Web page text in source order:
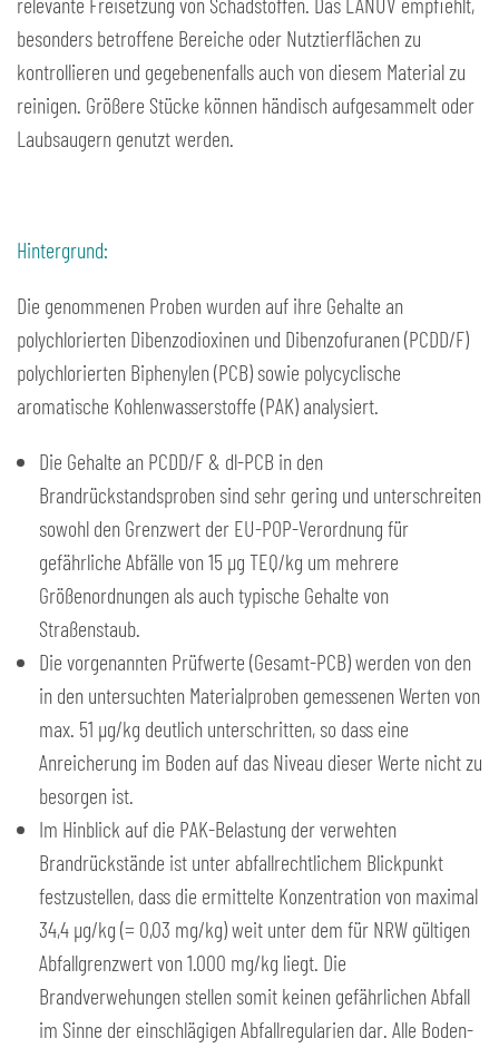
besonders betroffene Bereiche oder Nutztierflächen zu
kontrollieren und gegebenenfalls auch von diesem Material zu
reinigen. Größere Stücke können händisch aufgesammelt oder
Laubsaugern genutzt werden.
Hintergrund:
Die genommenen Proben wurden auf ihre Gehalte an
polychlorierten Dibenzodioxinen und Dibenzofuranen (PCDD/F)
polychlorierten Biphenylen (PCB) sowie polycyclische
aromatische Kohlenwasserstoffe (PAK) analysiert.
Die Gehalte an PCDD/F & dl-PCB in den
Brandrückstandsproben sind sehr gering und unterschreiten
sowohl den Grenzwert der EU-POP-Verordnung für
gefährliche Abfälle von 15 μg TEQ/kg um mehrere
Größenordnungen als auch typische Gehalte von
Straßenstaub.
Die vorgenannten Prüfwerte (Gesamt-PCB) werden von den
in den untersuchten Materialproben gemessenen Werten von
max. 51 μg/kg deutlich unterschritten, so dass eine
Anreicherung im Boden auf das Niveau dieser Werte nicht zu
besorgen ist.
Im Hinblick auf die PAK-Belastung der verwehten
Brandrückstände ist unter abfallrechtlichem Blickpunkt
festzustellen, dass die ermittelte Konzentration von maximal
34,4 μg/kg (= 0,03 mg/kg) weit unter dem für NRW gültigen
Abfallgrenzwert von 1.000 mg/kg liegt. Die
Brandverwehungen stellen somit keinen gefährlichen Abfall
im Sinne der einschlägigen Abfallregularien dar. Alle Boden-